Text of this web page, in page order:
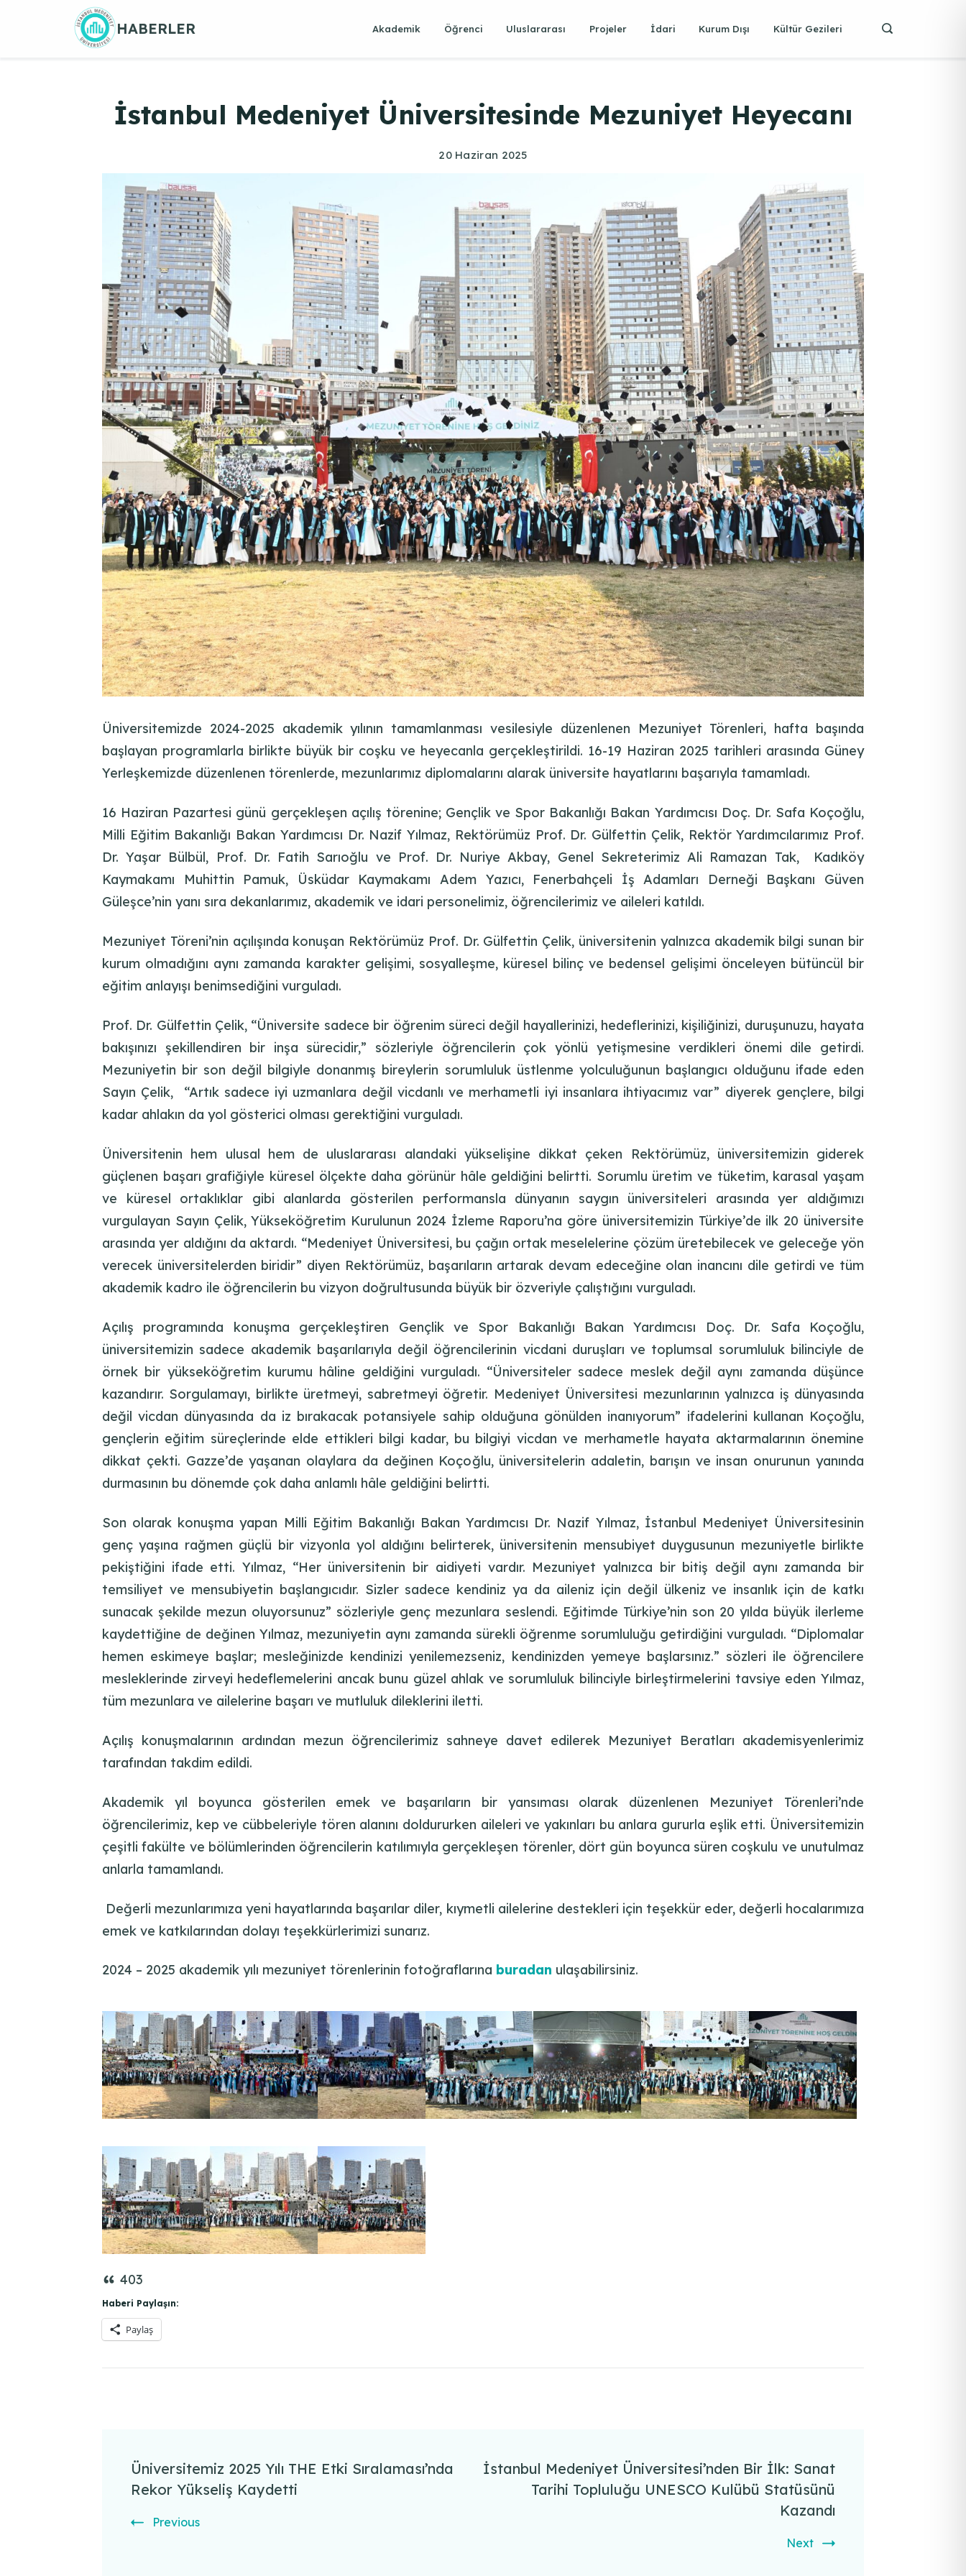
HABERLER Akademik Öğrenci Uluslararası Projeler İdari Kurum Dışı Kültür Gezileri
İstanbul Medeniyet Üniversitesinde Mezuniyet Heyecanı
20 Haziran 2025
Üniversitemizde 2024-2025 akademik yılının tamamlanması vesilesiyle düzenlenen Mezuniyet Törenleri, hafta başında
başlayan programlarla birlikte büyük bir coşku ve heyecanla gerçekleştirildi. 16-19 Haziran 2025 tarihleri arasında Güney
Yerleşkemizde düzenlenen törenlerde, mezunlarımız diplomalarını alarak üniversite hayatlarını başarıyla tamamladı.
16 Haziran Pazartesi günü gerçekleşen açılış törenine; Gençlik ve Spor Bakanlığı Bakan Yardımcısı Doç. Dr. Safa Koçoğlu,
Milli Eğitim Bakanlığı Bakan Yardımcısı Dr. Nazif Yılmaz, Rektörümüz Prof. Dr. Gülfettin Çelik, Rektör Yardımcılarımız Prof.
Dr. Yaşar Bülbül, Prof. Dr. Fatih Sarıoğlu ve Prof. Dr. Nuriye Akbay, Genel Sekreterimiz Ali Ramazan Tak, Kadıköy
Kaymakamı Muhittin Pamuk, Üsküdar Kaymakamı Adem Yazıcı, Fenerbahçeli İş Adamları Derneği Başkanı Güven
Güleşce’nin yanı sıra dekanlarımız, akademik ve idari personelimiz, öğrencilerimiz ve aileleri katıldı.
Mezuniyet Töreni’nin açılışında konuşan Rektörümüz Prof. Dr. Gülfettin Çelik, üniversitenin yalnızca akademik bilgi sunan bir
kurum olmadığını aynı zamanda karakter gelişimi, sosyalleşme, küresel bilinç ve bedensel gelişimi önceleyen bütüncül bir
eğitim anlayışı benimsediğini vurguladı.
Prof. Dr. Gülfettin Çelik, “Üniversite sadece bir öğrenim süreci değil hayallerinizi, hedeflerinizi, kişiliğinizi, duruşunuzu, hayata
bakışınızı şekillendiren bir inşa sürecidir,” sözleriyle öğrencilerin çok yönlü yetişmesine verdikleri önemi dile getirdi.
Mezuniyetin bir son değil bilgiyle donanmış bireylerin sorumluluk üstlenme yolculuğunun başlangıcı olduğunu ifade eden
Sayın Çelik, “Artık sadece iyi uzmanlara değil vicdanlı ve merhametli iyi insanlara ihtiyacımız var” diyerek gençlere, bilgi
kadar ahlakın da yol gösterici olması gerektiğini vurguladı.
Üniversitenin hem ulusal hem de uluslararası alandaki yükselişine dikkat çeken Rektörümüz, üniversitemizin giderek
güçlenen başarı grafiğiyle küresel ölçekte daha görünür hâle geldiğini belirtti. Sorumlu üretim ve tüketim, karasal yaşam
ve küresel ortaklıklar gibi alanlarda gösterilen performansla dünyanın saygın üniversiteleri arasında yer aldığımızı
vurgulayan Sayın Çelik, Yükseköğretim Kurulunun 2024 İzleme Raporu’na göre üniversitemizin Türkiye’de ilk 20 üniversite
arasında yer aldığını da aktardı. “Medeniyet Üniversitesi, bu çağın ortak meselelerine çözüm üretebilecek ve geleceğe yön
verecek üniversitelerden biridir” diyen Rektörümüz, başarıların artarak devam edeceğine olan inancını dile getirdi ve tüm
akademik kadro ile öğrencilerin bu vizyon doğrultusunda büyük bir özveriyle çalıştığını vurguladı.
Açılış programında konuşma gerçekleştiren Gençlik ve Spor Bakanlığı Bakan Yardımcısı Doç. Dr. Safa Koçoğlu,
üniversitemizin sadece akademik başarılarıyla değil öğrencilerinin vicdani duruşları ve toplumsal sorumluluk bilinciyle de
örnek bir yükseköğretim kurumu hâline geldiğini vurguladı. “Üniversiteler sadece meslek değil aynı zamanda düşünce
kazandırır. Sorgulamayı, birlikte üretmeyi, sabretmeyi öğretir. Medeniyet Üniversitesi mezunlarının yalnızca iş dünyasında
değil vicdan dünyasında da iz bırakacak potansiyele sahip olduğuna gönülden inanıyorum” ifadelerini kullanan Koçoğlu,
gençlerin eğitim süreçlerinde elde ettikleri bilgi kadar, bu bilgiyi vicdan ve merhametle hayata aktarmalarının önemine
dikkat çekti. Gazze’de yaşanan olaylara da değinen Koçoğlu, üniversitelerin adaletin, barışın ve insan onurunun yanında
durmasının bu dönemde çok daha anlamlı hâle geldiğini belirtti.
Son olarak konuşma yapan Milli Eğitim Bakanlığı Bakan Yardımcısı Dr. Nazif Yılmaz, İstanbul Medeniyet Üniversitesinin
genç yaşına rağmen güçlü bir vizyonla yol aldığını belirterek, üniversitenin mensubiyet duygusunun mezuniyetle birlikte
pekiştiğini ifade etti. Yılmaz, “Her üniversitenin bir aidiyeti vardır. Mezuniyet yalnızca bir bitiş değil aynı zamanda bir
temsiliyet ve mensubiyetin başlangıcıdır. Sizler sadece kendiniz ya da aileniz için değil ülkeniz ve insanlık için de katkı
sunacak şekilde mezun oluyorsunuz” sözleriyle genç mezunlara seslendi. Eğitimde Türkiye’nin son 20 yılda büyük ilerleme
kaydettiğine de değinen Yılmaz, mezuniyetin aynı zamanda sürekli öğrenme sorumluluğu getirdiğini vurguladı. “Diplomalar
hemen eskimeye başlar; mesleğinizde kendinizi yenilemezseniz, kendinizden yemeye başlarsınız.” sözleri ile öğrencilere
mesleklerinde zirveyi hedeflemelerini ancak bunu güzel ahlak ve sorumluluk bilinciyle birleştirmelerini tavsiye eden Yılmaz,
tüm mezunlara ve ailelerine başarı ve mutluluk dileklerini iletti.
Açılış konuşmalarının ardından mezun öğrencilerimiz sahneye davet edilerek Mezuniyet Beratları akademisyenlerimiz
tarafından takdim edildi.
Akademik yıl boyunca gösterilen emek ve başarıların bir yansıması olarak düzenlenen Mezuniyet Törenleri’nde
öğrencilerimiz, kep ve cübbeleriyle tören alanını doldururken aileleri ve yakınları bu anlara gururla eşlik etti. Üniversitemizin
çeşitli fakülte ve bölümlerinden öğrencilerin katılımıyla gerçekleşen törenler, dört gün boyunca süren coşkulu ve unutulmaz
anlarla tamamlandı.
Değerli mezunlarımıza yeni hayatlarında başarılar diler, kıymetli ailelerine destekleri için teşekkür eder, değerli hocalarımıza
emek ve katkılarından dolayı teşekkürlerimizi sunarız.
2024 – 2025 akademik yılı mezuniyet törenlerinin fotoğraflarına buradan ulaşabilirsiniz.
403
Haberi Paylaşın:
Paylaş
Navigation
Üniversitemiz 2025 Yılı THE Etki Sıralaması’nda
Rekor Yükseliş Kaydetti
Previous
İstanbul Medeniyet Üniversitesi’nden Bir İlk: Sanat
Tarihi Topluluğu UNESCO Kulübü Statüsünü
Kazandı
Next